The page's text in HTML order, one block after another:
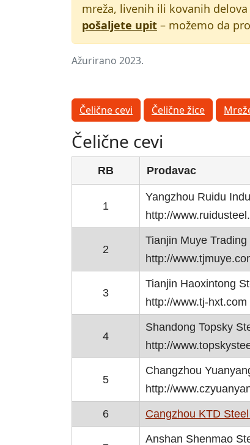
mreža, livenih ili kovanih
pošaljete upit – možemo da
Ažurirano 2023.
Čelične cevi Čelične žice
Čelične cevi
RB Prodavac
1
Yangzhou Ruidu
http://
2
Tianjin Muye Trading
http://
3
Tianjin Haoxintong
http://www.tj-hxt.com
4
Shandong Topsky
http://
5
Changzhou
http://
6 Cangzhou KTD
Anshan Shenmao